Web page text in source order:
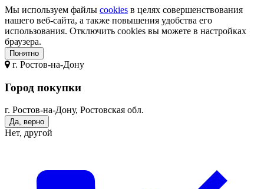
Мы используем файлы cookies в целях совершенствования
нашего веб-сайта, а также повышения удобства его
использования. Отключить cookies вы можете в настройках
браузера.
Понятно
г. Ростов-на-Дону
Город покупки
г. Ростов-на-Дону, Ростовская обл.
Да, верно
Нет, другой